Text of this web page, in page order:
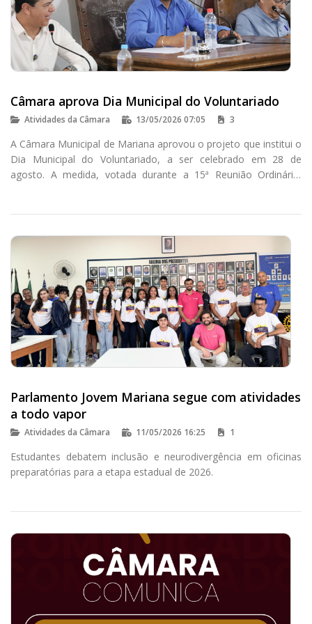
Câmara aprova Dia Municipal do Voluntariado
Atividades da Câmara 13/05/2026 07:05 3
A Câmara Municipal de Mariana aprovou o projeto que institui o
Dia Municipal do Voluntariado, a ser celebrado em 28 de
agosto. A medida, votada durante a 15ª Reunião Ordinária,
Parlamento Jovem Mariana segue com atividades
a todo vapor
Atividades da Câmara 11/05/2026 16:25 1
Estudantes debatem inclusão e neurodivergência em oficinas
preparatórias para a etapa estadual de 2026.